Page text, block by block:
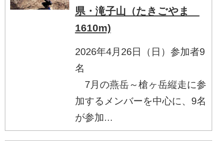
県・滝子山（たきごやま
1610m)
2026年4月26日（日）参加者9
名
7月の燕岳～槍ヶ岳縦走に参
加するメンバーを中心に、9名
が参加...